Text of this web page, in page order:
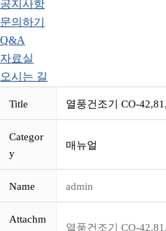
공지사항
문의하기
Q&A
자료실
오시는 길
Title 열풍건조기 CO-
Categor
y
매뉴얼
Name admin
Attachm
열풍건조기 CO-